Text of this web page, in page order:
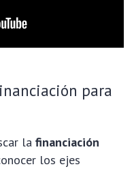
para
la financiación
los ejes